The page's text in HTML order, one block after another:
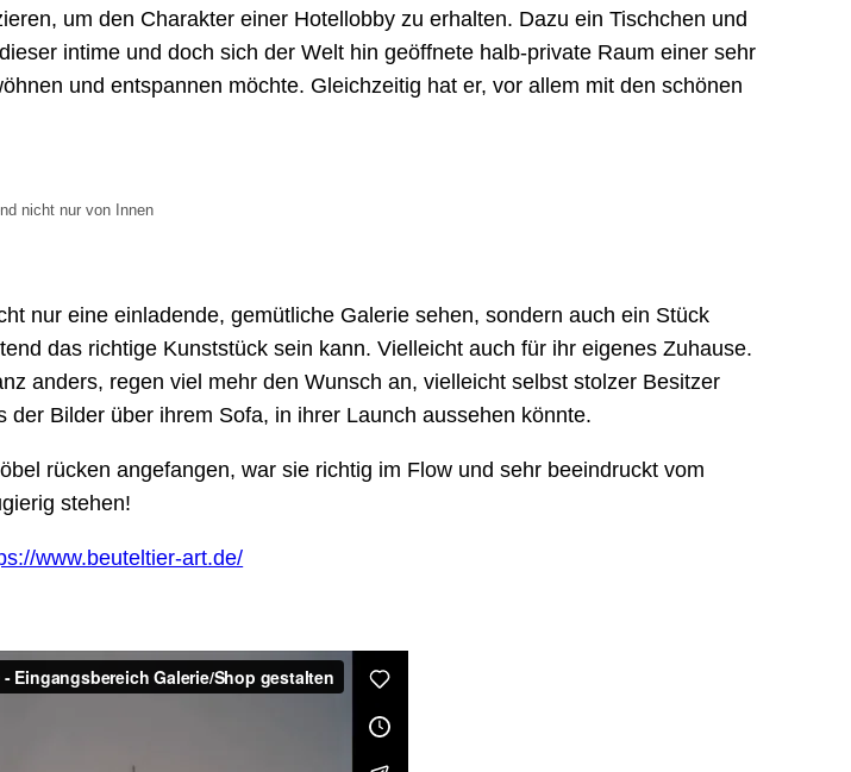
um den Charakter einer Hotellobby zu erhalten. Dazu ein Tischchen und
intime und doch sich der Welt hin geöffnete halb-private Raum einer sehr
und entspannen möchte. Gleichzeitig hat er, vor allem mit den schönen
nicht nur von Innen
nur eine einladende, gemütliche Galerie sehen, sondern auch ein Stück
das richtige Kunststück sein kann. Vielleicht auch für ihr eigenes Zuhause.
anders, regen viel mehr den Wunsch an, vielleicht selbst stolzer Besitzer
Bilder über ihrem Sofa, in ihrer Launch aussehen könnte.
rücken angefangen, war sie richtig im Flow und sehr beeindruckt vom
stehen!
www.beuteltier-art.de/